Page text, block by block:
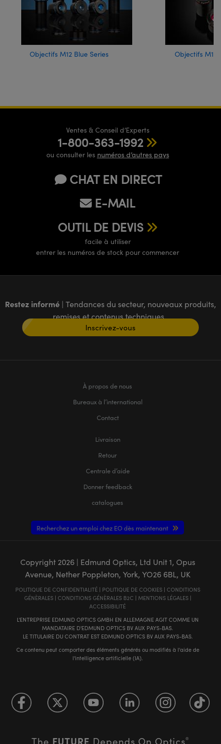
Objectifs M12 Blue Series Objectifs M12
Ventes & Conseil d’Experts
1-800-363-1992
ou consulter les numéros d’autres pays
CHAT EN DIRECT
E-MAIL
OUTIL DE DEVIS
facile à utiliser
entrer les numéros de stock pour commencer
Restez informé | Tendances du secteur, nouveaux produits,
remises et contenus techniques
Inscrivez-vous
À propos de nous
Bureaux à l’international
Contact
Livraison
Retour
Centrale d’aide
Donner feedback
catalogues
Recherchez un emploi chez EO dès maintenant
Copyright 2026| Edmund Optics, Ltd Unit 1, Opus
Avenue, Nether Poppleton, York, YO26 6BL, UK
POLITIQUE DE CONFIDENTIALITÉ| POLITIQUE DE COOKIES| CONDITIONS
GÉNÈRALES| CONDITIONS GÉNÈRALES B2C | MENTIONS LÉGALES|
ACCESSIBILITÉ
L'ENTREPRISE EDMUND OPTICS GMBH EN ALLEMAGNE AGIT COMME UN
MANDATAIRE D'EDMUND OPTICS BV AUX PAYS-BAS.
LE TITULAIRE DU CONTRAT EST EDMUND OPTICS BV AUX PAYS-BAS.
Ce contenu peut comporter des éléments générés ou modifiés à l'aide de
l'intelligence artificielle (IA).
The FUTURE Depends On Optics®